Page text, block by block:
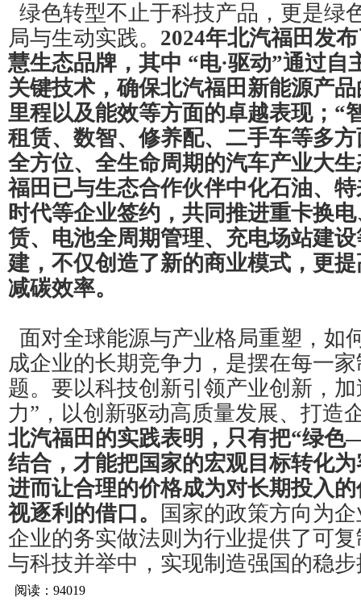
绿色转型不止于科技产品，更是绿
局与生动实践。 2024年北汽福田发
慧生态品牌，其中 “电·驱动”通过自
关键技术，确保北汽福田新能源产
里程以及能效等方面的卓越表现；“
租赁、数智、修养配、二手车等多
全方位、全生命周期的汽车产业大
福田已与生态合作伙伴中化石油、
时代等企业签约，共同推进重卡换
赁、电池全周期管理、充电场站建
建，不仅创造了新的商业模式，更
减碳效率。
面对全球能源与产业格局重塑，如
成企业的长期竞争力，是摆在每一
题。要以科技创新引领产业创新，
力”，以创新驱动高质量发展、打造
北汽福田的实践表明，只有把“绿
结合，才能把国家的宏观目标转化
进而让合理的价格成为对长期投入
视逐利的借口。
国家的政策方向为
企业的务实做法则为行业提供了可
与科技并举中，实现制造强国的稳